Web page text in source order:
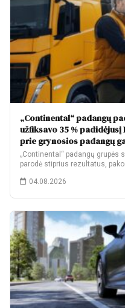
„Continental“ padangų
užfiksavo 35 % padidėjusį
prie grynosios padangų
„Continental“ padangų
parodė stiprius rezultatus,
04.08.2026